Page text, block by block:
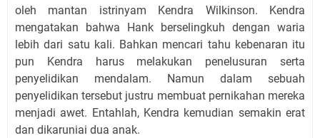
oleh mantan istrinyam Kendra Wilkinson. Kendra
mengatakan bahwa Hank berselingkuh dengan waria
lebih dari satu kali. Bahkan mencari tahu kebenaran itu
pun Kendra harus melakukan penelusuran serta
penyelidikan mendalam. Namun dalam sebuah
penyelidikan tersebut justru membuat pernikahan mereka
menjadi awet. Entahlah, Kendra kemudian semakin erat
dan dikaruniai dua anak.